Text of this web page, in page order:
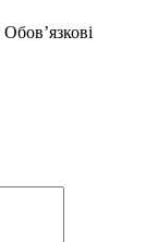
Обов’язкові